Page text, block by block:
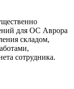
для ОС Аврора
складом,
сотрудника.